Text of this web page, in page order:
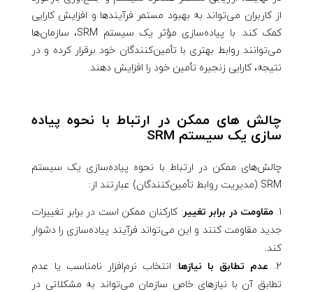
از کاربران می‌تواند به بهبود مستمر فرآیندها و افزایش کارایی
کمک کند. با پیاده‌سازی مؤثر یک سیستم SRM، سازمان‌ها
می‌توانند روابط بهتری با تأمین‌کنندگان خود برقرار کرده و در
نتیجه، کارایی زنجیره تأمین خود را افزایش دهند.
چالش های ممکن در ارتباط با نحوه پیاده
سازی یک سیستم SRM
چالش‌های ممکن در ارتباط با نحوه پیاده‌سازی یک سیستم
SRM (مدیریت روابط تأمین‌کنندگان) عبارتند از:
مقاومت در برابر تغییر: کارکنان ممکن است در برابر تغییرات
جدید مقاومت کنند و این می‌تواند فرآیند پیاده‌سازی را دشوار
کند.
عدم تطابق با نیازها: انتخاب نرم‌افزار نامناسب یا عدم
تطابق آن با نیازهای خاص سازمان می‌تواند به مشکلاتی در